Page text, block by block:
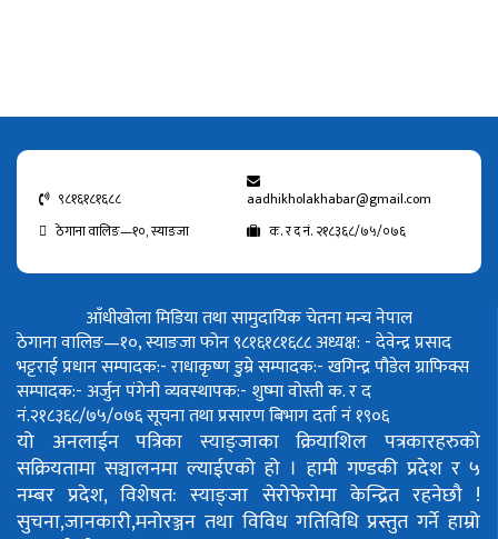
९८१६१८१६८८
aadhikholakhabar@gmail.com
ठेगाना वालिङ—१०, स्याङजा
क. र द नं. २१८३६८/७५/०७६
आँधीखोला मिडिया तथा सामुदायिक चेतना मन्च नेपाल
ठेगाना वालिङ—१०, स्याङजा फोन ९८१६१८१६८८अध्यक्ष: - देवेन्द्र प्रसाद
भट्टराईप्रधान सम्पादक:- राधाकृष्ण डुम्रेसम्पादक:- खगिन्द्र पौडेलग्राफिक्स
सम्पादक:- अर्जुन पंगेनीव्यवस्थापक:- शुष्मा वोस्तीक. र द
नं.२१८३६८/७५/०७६सूचना तथा प्रसारण बिभाग दर्ता नं १९०६
यो अनलाईन पत्रिका स्याङ्जाका क्रियाशिल पत्रकारहरुको
सक्रियतामा सञ्चालनमा ल्याईएको हो । हामी गण्डकी प्रदेश र ५
नम्बर प्रदेश, विशेषत: स्याङ्जा सेरोफेरोमा केन्द्रित रहनेछौ !
सुचना,जानकारी,मनोरञ्जन तथा विविध गतिविधि प्रस्तुत गर्ने हाम्रो